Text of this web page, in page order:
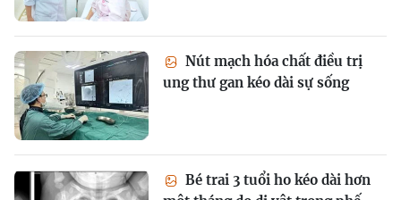
Nút mạch hóa chất điều trị
ung thư gan kéo dài sự sống
Bé trai 3 tuổi ho kéo dài hơn